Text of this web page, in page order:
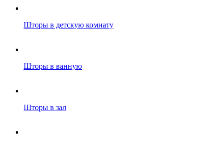
Шторы в детскую комнату
Шторы в ванную
Шторы в зал